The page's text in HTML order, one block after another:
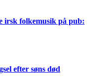
irsk folkemusik på pub:
efter søns død